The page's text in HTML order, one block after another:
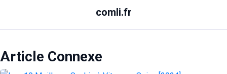
comli.fr
Article Connexe